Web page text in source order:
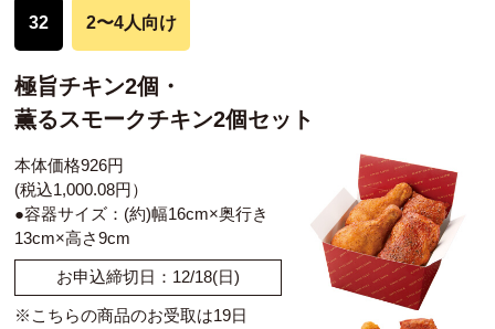
32 2〜4人向け
極旨チキン2個・
薫るスモークチキン2個セット
本体価格926円
(税込1,000.08円）
●容器サイズ：(約)幅16cm×奥行き
13cm×高さ9cm
お申込締切日：12/18(日)
※こちらの商品のお受取は19日